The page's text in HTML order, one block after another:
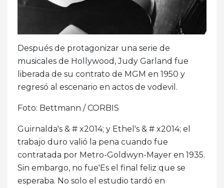
Después de protagonizar una serie de
musicales de Hollywood, Judy Garland fue
liberada de su contrato de MGM en 1950 y
regresó al escenario en actos de vodevil.
Foto: Bettmann / CORBIS
Guirnalda's & # x2014; y Ethel's & # x2014; el
trabajo duro valió la pena cuando fue
contratada por Metro-Goldwyn-Mayer en 1935.
Sin embargo, no fue'Es el final feliz que se
esperaba. No solo el estudio tardó en